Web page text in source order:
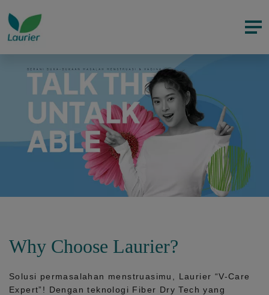
Why Choose Laurier?
Solusi permasalahan menstruasimu, Laurier “V-Care
Expert”! Dengan teknologi Fiber Dry Tech yang